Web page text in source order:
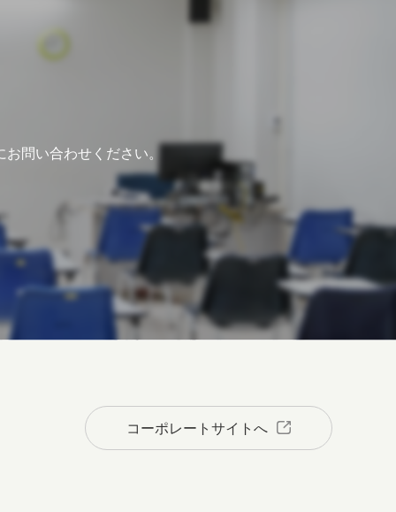
お問い合わせください。
コーポレートサイトへ